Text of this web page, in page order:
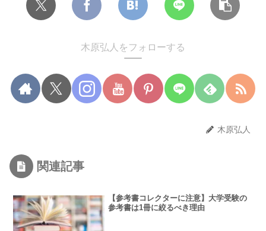
木原弘人をフォローする
木原弘人
関連記事
【参考書コレクターに注意】大学受験の
参考書は1冊に絞るべき理由